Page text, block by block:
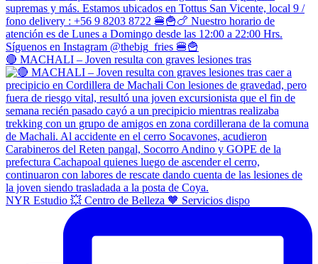
🔴 MACHALI – Joven resulta con graves lesiones tras
NYR Estudio 💥 Centro de Belleza 🧡 Servicios dispo